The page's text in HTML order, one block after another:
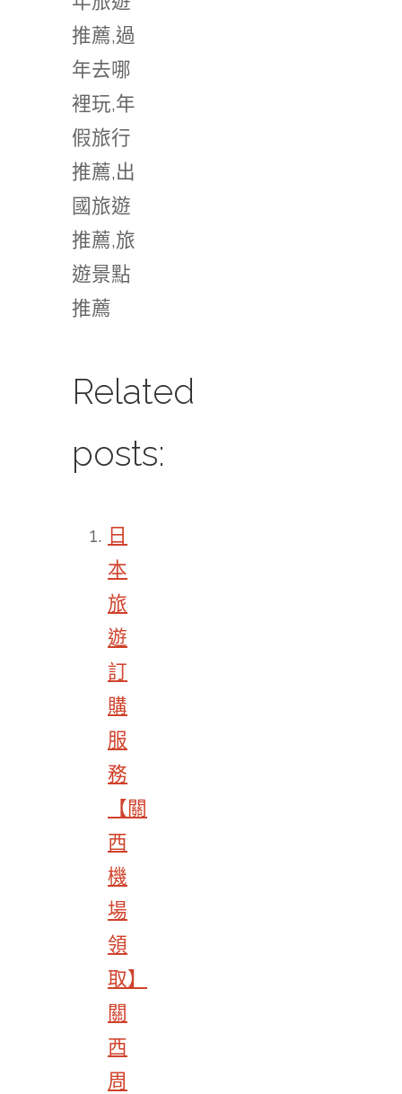
推薦,過
年去哪
裡玩,年
假旅行
推薦,出
國旅遊
推薦,旅
遊景點
推薦
Related
posts:
日
本
旅
遊
訂
購
服
務
【關
西
機
場
領
取】
關
西
周